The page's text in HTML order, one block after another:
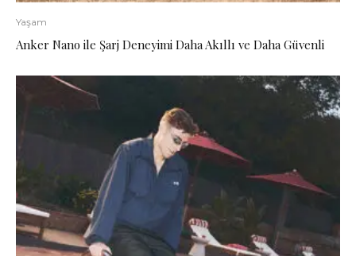
Yaşam
Anker Nano ile Şarj Deneyimi Daha Akıllı ve Daha Güvenli